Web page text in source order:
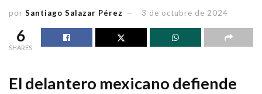
por Santiago Salazar Pérez 3 de octubre de 2024
6
SHARES
El delantero mexicano defiende